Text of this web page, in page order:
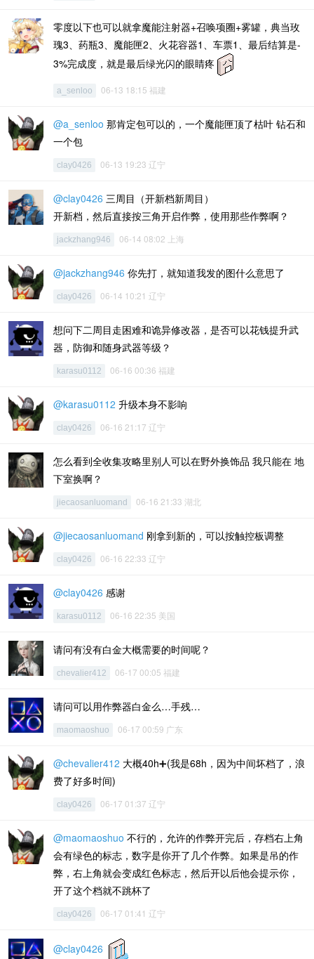
零度以下也可以就拿魔能注射器+召唤项圈+雾罐，典当玫
瑰3、药瓶3、魔能匣2、火花容器1、车票1、最后结算是-
3%完成度，就是最后绿光闪的眼睛疼
a_senloo 06-13 18:15 福建
@a_senloo 那肯定包可以的，一个魔能匣顶了枯叶 钻石和
一个包
clay0426 06-13 19:23 辽宁
@clay0426 三周目（开新档新周目）
开新档，然后直接按三角开启作弊，使用那些作弊啊？
jackzhang946 06-14 08:02 上海
@jackzhang946 你先打，就知道我发的图什么意思了
clay0426 06-14 10:21 辽宁
想问下二周目走困难和诡异修改器，是否可以花钱提升武
器，防御和随身武器等级？
karasu0112 06-16 00:36 福建
@karasu0112 升级本身不影响
clay0426 06-16 21:17 辽宁
怎么看到全收集攻略里别人可以在野外换饰品 我只能在 地
下室换啊？
jiecaosanluomand 06-16 21:33 湖北
@jiecaosanluomand 刚拿到新的，可以按触控板调整
clay0426 06-16 22:33 辽宁
@clay0426 感谢
karasu0112 06-16 22:35 美国
请问有没有白金大概需要的时间呢？
chevalier412 06-17 00:05 福建
请问可以用作弊器白金么…手残…
maomaoshuo 06-17 00:59 广东
@chevalier412 大概40h➕(我是68h，因为中间坏档了，浪
费了好多时间)
clay0426 06-17 01:37 辽宁
@maomaoshuo 不行的，允许的作弊开完后，存档右上角
会有绿色的标志，数字是你开了几个作弊。如果是吊的作
弊，右上角就会变成红色标志，然后开以后他会提示你，
开了这个档就不跳杯了
clay0426 06-17 01:41 辽宁
@clay0426